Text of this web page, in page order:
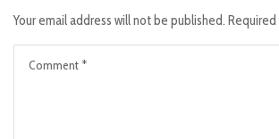
Your email address will not be published. Required